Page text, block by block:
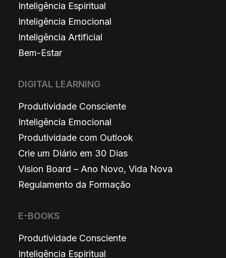
Inteligência Espiritual
Inteligência Emocional
Inteligência Artificial
Bem-Estar
DIGITAL LEARNING
Produtividade Consciente
Inteligência Emocional
Produtividade com Outlook
Crie um Diário em 30 Dias
Vision Board – Ano Novo, Vida Nova
Regulamento da Formação
E-BOOKS
Produtividade Consciente
Inteligência Espiritual